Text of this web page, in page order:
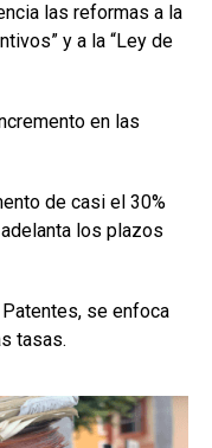
las reformas a la
y a la “Ley de
en las
de casi el 30%
los plazos
se enfoca
tasas.